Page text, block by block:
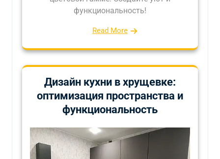
функциональность!
Read More
Дизайн кухни в хрущевке:
оптимизация пространства и
функциональность